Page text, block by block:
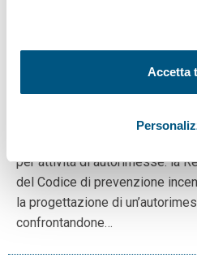
Accetta
Regola Tecnica Verticale:
per attività di autorimesse: la
del Codice di prevenzione
la progettazione di
confrontandone…